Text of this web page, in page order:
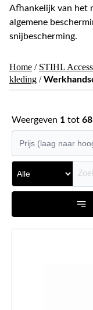
Afhankelijk van het
algemene
snijbescherming.
Home / STIHL
kleding /
Weergeven 1 tot 68